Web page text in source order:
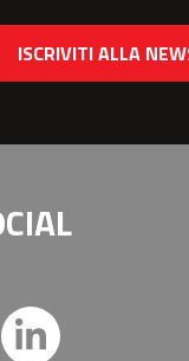
ISCRIVITI ALLA